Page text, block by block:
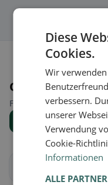
Orte in der Nähe
Finde den passenden
Diese
Cookies.
Wir
verbessern.
unserer
Verwendung
Cookie-
Informationen
ALLE